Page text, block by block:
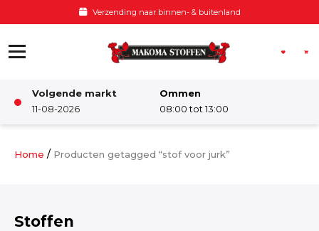
Verzending naar binnen- & buitenland
Volgende markt
11-08-2026
Ommen
08:00 tot 13:00
Damesstoffen
Home / Producten getagged “stof voor jurk”
Stoffen